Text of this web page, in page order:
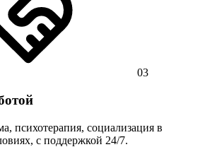
03
психотерапия, социализация в
с поддержкой 24/7.